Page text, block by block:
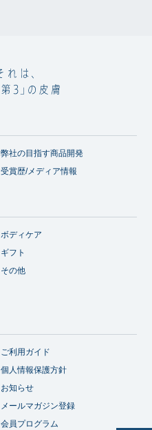
弊社の目指す商品開発
受賞歴/メディア情報
ボディケア
ギフト
その他
ご利用ガイド
個人情報保護方針
お知らせ
メールマガジン登録
会員プログラム